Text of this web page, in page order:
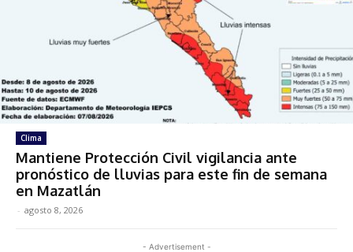
Clima
Mantiene Protección Civil vigilancia ante
pronóstico de lluvias para este fin de semana
en Mazatlán
- agosto 8, 2026
- Advertisement -